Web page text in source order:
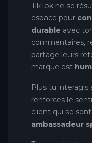
TikTok ne se
espace pour
durable avec
commentaires,
partage leurs
marque est
Plus tu interagis
renforces le
client qui se
ambassadeur